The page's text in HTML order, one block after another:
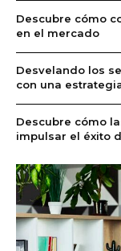
Descubre cómo
en el mercado
Desvelando los
con una
Descubre cómo
impulsar el éxito